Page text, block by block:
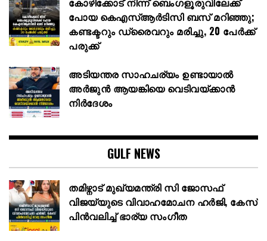
പോയ കെഎസ്ആർ‍ടിസി ബസ് മറിഞ്ഞു;
കണ്ടക്ടറും ഡ്രൈവറും മരിച്ചു, 20 പേർക്ക്
പരുക്ക്
അടിയന്തര സാഹചര്യം ഉണ്ടായാല്‍
അര്‍ജുന്‍ ആയങ്കിയെ വെടിവയ്ക്കാന്‍
നിര്‍ദേശം
GULF NEWS
തമിഴ്നാട് മുഖ്യമന്ത്രി സി ജോസഫ്
വിജയ്‌യുടെ വിവാഹമോചന ഹർജി, കേസ്
പിൻവലിച്ച് ഭാര്യ സംഗീത